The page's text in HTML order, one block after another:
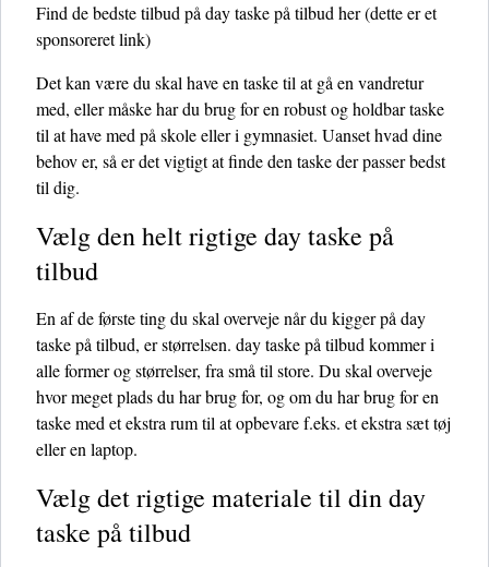
Find de bedste tilbud på day taske på tilbud her(dette er et
sponsoreret link)
Det kan være du skal have en taske til at gå en vandretur
med, eller måske har du brug for en robust og holdbar taske
til at have med på skole eller i gymnasiet. Uanset hvad dine
behov er, så er det vigtigt at finde den taske der passer bedst
til dig.
Vælg den helt rigtige day taske på
tilbud
En af de første ting du skal overveje når du kigger på day
taske på tilbud, er størrelsen. day taske på tilbud kommer i
alle former og størrelser, fra små til store. Du skal overveje
hvor meget plads du har brug for, og om du har brug for en
taske med et ekstra rum til at opbevare f.eks. et ekstra sæt tøj
eller en laptop.
Vælg det rigtige materiale til din day
taske på tilbud